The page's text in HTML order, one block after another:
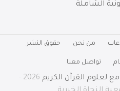
الشاملة
من نحن حقوق النشر
تواصل معنا
لعلوم القرآن الكريم
2026 -